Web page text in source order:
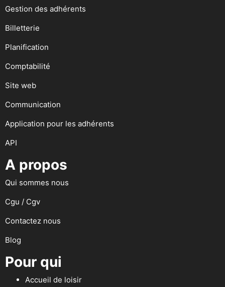
Gestion des adhérents
Billetterie
Planification
Comptabilité
Site web
Communication
Application pour les adhérents
API
A propos
Qui sommes nous
Cgu / Cgv
Contactez nous
Blog
Pour qui
Accueil de loisir